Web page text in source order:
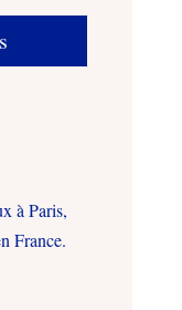
à Paris,
France.